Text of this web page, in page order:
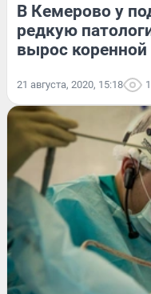
В Кемерово у
редкую
вырос коренной
21 августа, 2020, 15:18